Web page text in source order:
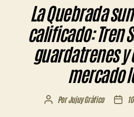
La Quebrada
calificado: Tren
guardatrenes y
mercado
AutorPorJujuy Gráfico
Fecha